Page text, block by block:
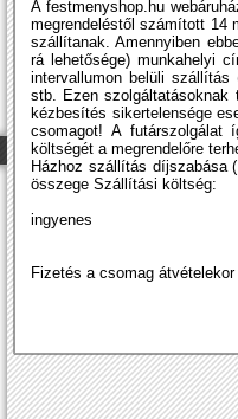
A festmenyshop.hu
megrendeléstől számított 14
szállítanak. Amennyiben
rá lehetősége) munkahelyi
intervallumon belüli
stb. Ezen szolgáltatásoknak
kézbesítés sikertelensége
csomagot! A
költségét a megrendelőre
Házhoz szállítás díjszabása
összege Szállítási költség:
ingyenes
Fizetés a csomag